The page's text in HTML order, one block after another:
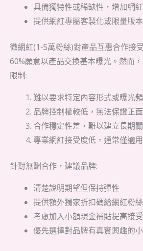
具備獨特性或稀缺性，增加網
提供網紅專屬客製化或限量版本
微網紅(1-5萬粉絲)對產品互惠合作接
60%願意以產品交換基本曝光。然而
限制:
難以要求特定內容形式或曝光
品牌控制權較低，無法保證正
合作穩定性差，難以建立長期
專業網紅接受度低，通常僅適
針對無酬合作，建議品牌:
清楚說明期望但保持彈性
提供額外獨家折扣碼給網紅粉絲
考慮加入小額現金補貼提高接
優先選擇對品牌有真實興趣的